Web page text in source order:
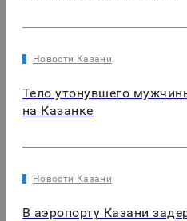
Новости Казани
Тело утонувшего
на Казанке
Новости Казани
В аэропорту Казани